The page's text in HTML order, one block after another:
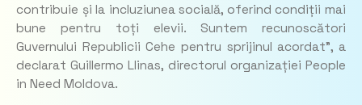
contribuie și la incluziunea socială, oferind condiții mai
bune pentru toți elevii. Suntem recunoscători
Guvernului Republicii Cehe pentru sprijinul acordat”, a
declarat Guillermo Llinas, directorul organizației People
in Need Moldova.